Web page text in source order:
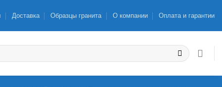
Доставка Образцы гранита О компании Оплата и гарантии